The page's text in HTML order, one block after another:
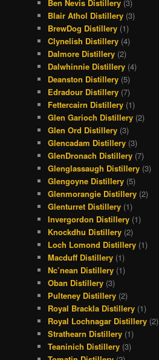
Ben Nevis Distillery (3)
Blair Athol Distillery (3)
BrewDog Distillery (1)
Clynelish Distillery (4)
Dalmore Distillery (2)
Dalwhinnie Distillery (4)
Deanston Distillery (5)
Edradour Distillery (7)
Fettercairn Distillery (1)
Glen Garioch Distillery (2)
Glen Ord Distillery (3)
Glencadam Distillery (3)
GlenDronach Distillery (7)
Glenglassaugh Distillery (3)
Glengoyne Distillery (5)
Glenmorangie Distillery (2)
Glenturret Distillery (1)
Invergordon Distillery (1)
Knockdhu Distillery (2)
Loch Lomond Distillery (1)
Macduff Distillery (1)
Nc’nean Distillery (1)
Oban Distillery (3)
Pulteney Distillery (2)
Royal Brackla Distillery (1)
Royal Lochnagar Distillery (2)
Strathearn Distillery (1)
Teaninich Distillery (3)